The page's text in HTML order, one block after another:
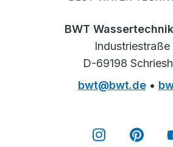
BWT
Industriestraße
D-69198
bwt@bwt.de•